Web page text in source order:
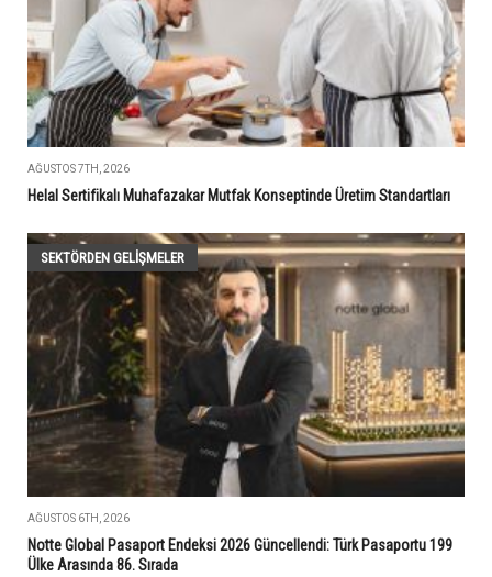
AĞUSTOS 7TH, 2026
Helal Sertifikalı Muhafazakar Mutfak Konseptinde Üretim Standartları
SEKTÖRDEN GELIŞMELER
AĞUSTOS 6TH, 2026
Notte Global Pasaport Endeksi 2026 Güncellendi: Türk Pasaportu 199
Ülke Arasında 86. Sırada